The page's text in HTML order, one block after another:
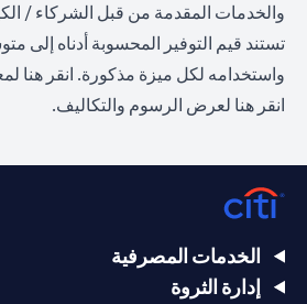
والخدمات المقدمة من قبل الشركاء /
تستند قيم التوفير المحسوبة أدناه إلى
واستخدامه لكل ميزة مذكورة. انقر هنا
انقر هنا opens in a new tab
لعرض الرسوم والتكاليف.
الخدمات المصرفية
إدارة الثروة